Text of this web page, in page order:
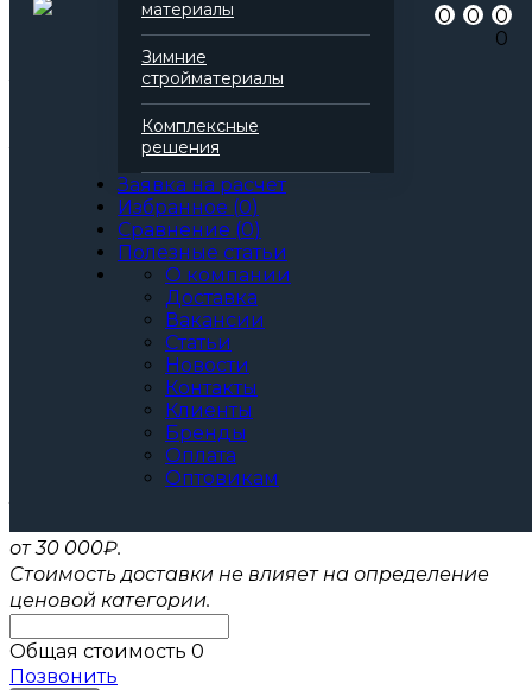
материалы
Зимние
стройматериалы
Комплексные
решения
Заявка на расчет
Избранное (0)
Сравнение (0)
Полезные статьи
О компании
Доставка
Вакансии
Статьи
Новости
Контакты
Клиенты
Бренды
Оплата
Оптовикам
0 0
0
0
для пожароизоляции
для вентилируемого фасада
Теплопроводность 0,043 Вт/(м*К)
Паропроницаемость 0,3 мг/(м*К*Па)
Все характеристики
Артикул: 166718
от 30 000₽.
Стоимость доставки не влияет на определение
ценовой категории.
Общая стоимость 0
Позвонить